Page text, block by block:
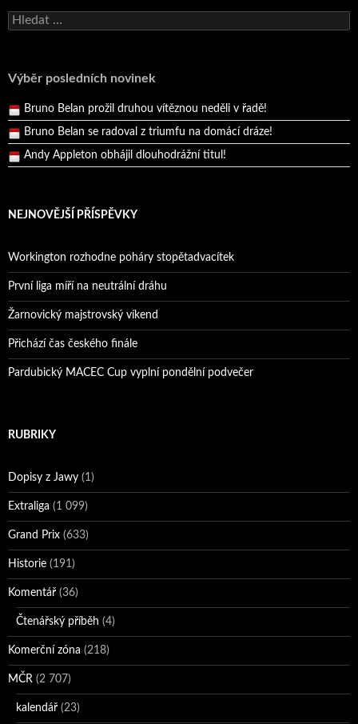
Vyhledávání
Výběr posledních novinek
Bruno Belan se radoval z triumfu na domácí dráze!
Andy Appleton obhájil dlouhodrážní titul!
Pražský přebor neskrblil překvapeními!
Bruno Belan prožil druhou vítěznou neděli v řadě!
Bruno Belan se radoval z triumfu na domácí dráze!
Andy Appleton obhájil dlouhodrážní titul!
NEJNOVĚJŠÍ PŘÍSPĚVKY
Workington rozhodne poháry stopětadvacítek
První liga míří na neutrální dráhu
Žarnovický majstrovský víkend
Přichází čas českého finále
Pardubický MACEC Cup vyplní pondělní podvečer
RUBRIKY
Dopisy z Jawy (1)
Extraliga (1 099)
Grand Prix (633)
Historie (191)
Komentář (36)
Čtenářský příběh (4)
Komerční zóna (218)
MČR (2 707)
kalendář (23)